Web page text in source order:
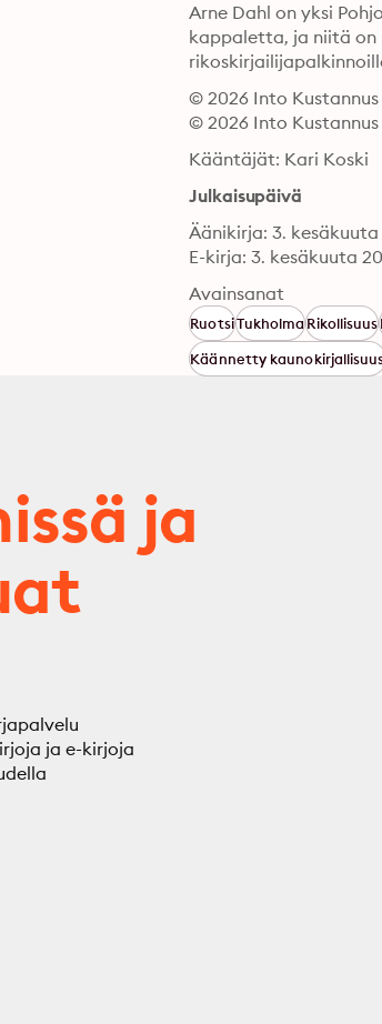
Arne Dahl on yksi
kappaletta, ja niitä on
© 2026 Into Kustannus
© 2026 Into Kustannus
Kääntäjät: Kari Koski
Julkaisupäivä
Äänikirja: 3. kesäkuuta
E-kirja: 3. kesäkuuta
Avainsanat
RuotsiTukholmaRikollisuus
Käännetty
ja
ja e-kirjoja